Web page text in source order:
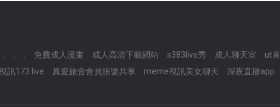
免費成人漫畫 成人高清下載網站 s383live秀 成人聊天室 ut
訊173 live 真愛旅舍會員賬號共享 meme視訊美女聊天 深夜直播app